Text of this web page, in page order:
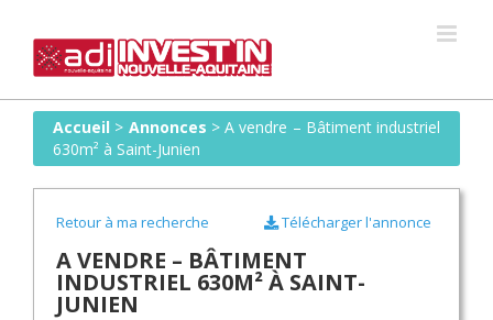
content
Accueil > Annonces > A vendre – Bâtiment industriel
630m² à Saint-Junien
Retour à ma recherche
A VENDRE – BÂTIMENT
INDUSTRIEL 630M² À SAINT-
JUNIEN
Télécharger l'annonce